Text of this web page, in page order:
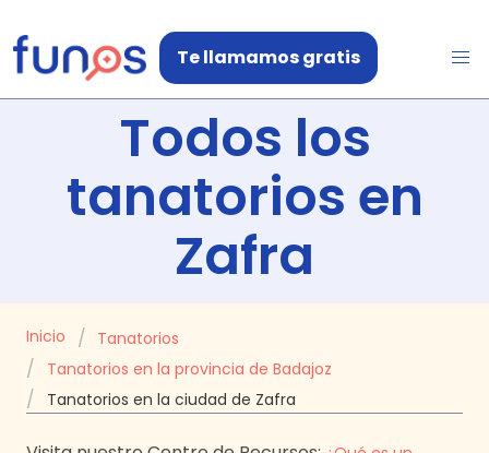
Te llamamos gratis
Todos los
tanatorios en
Zafra
Inicio
Tanatorios
Tanatorios en la provincia de Badajoz
Tanatorios en la ciudad de Zafra